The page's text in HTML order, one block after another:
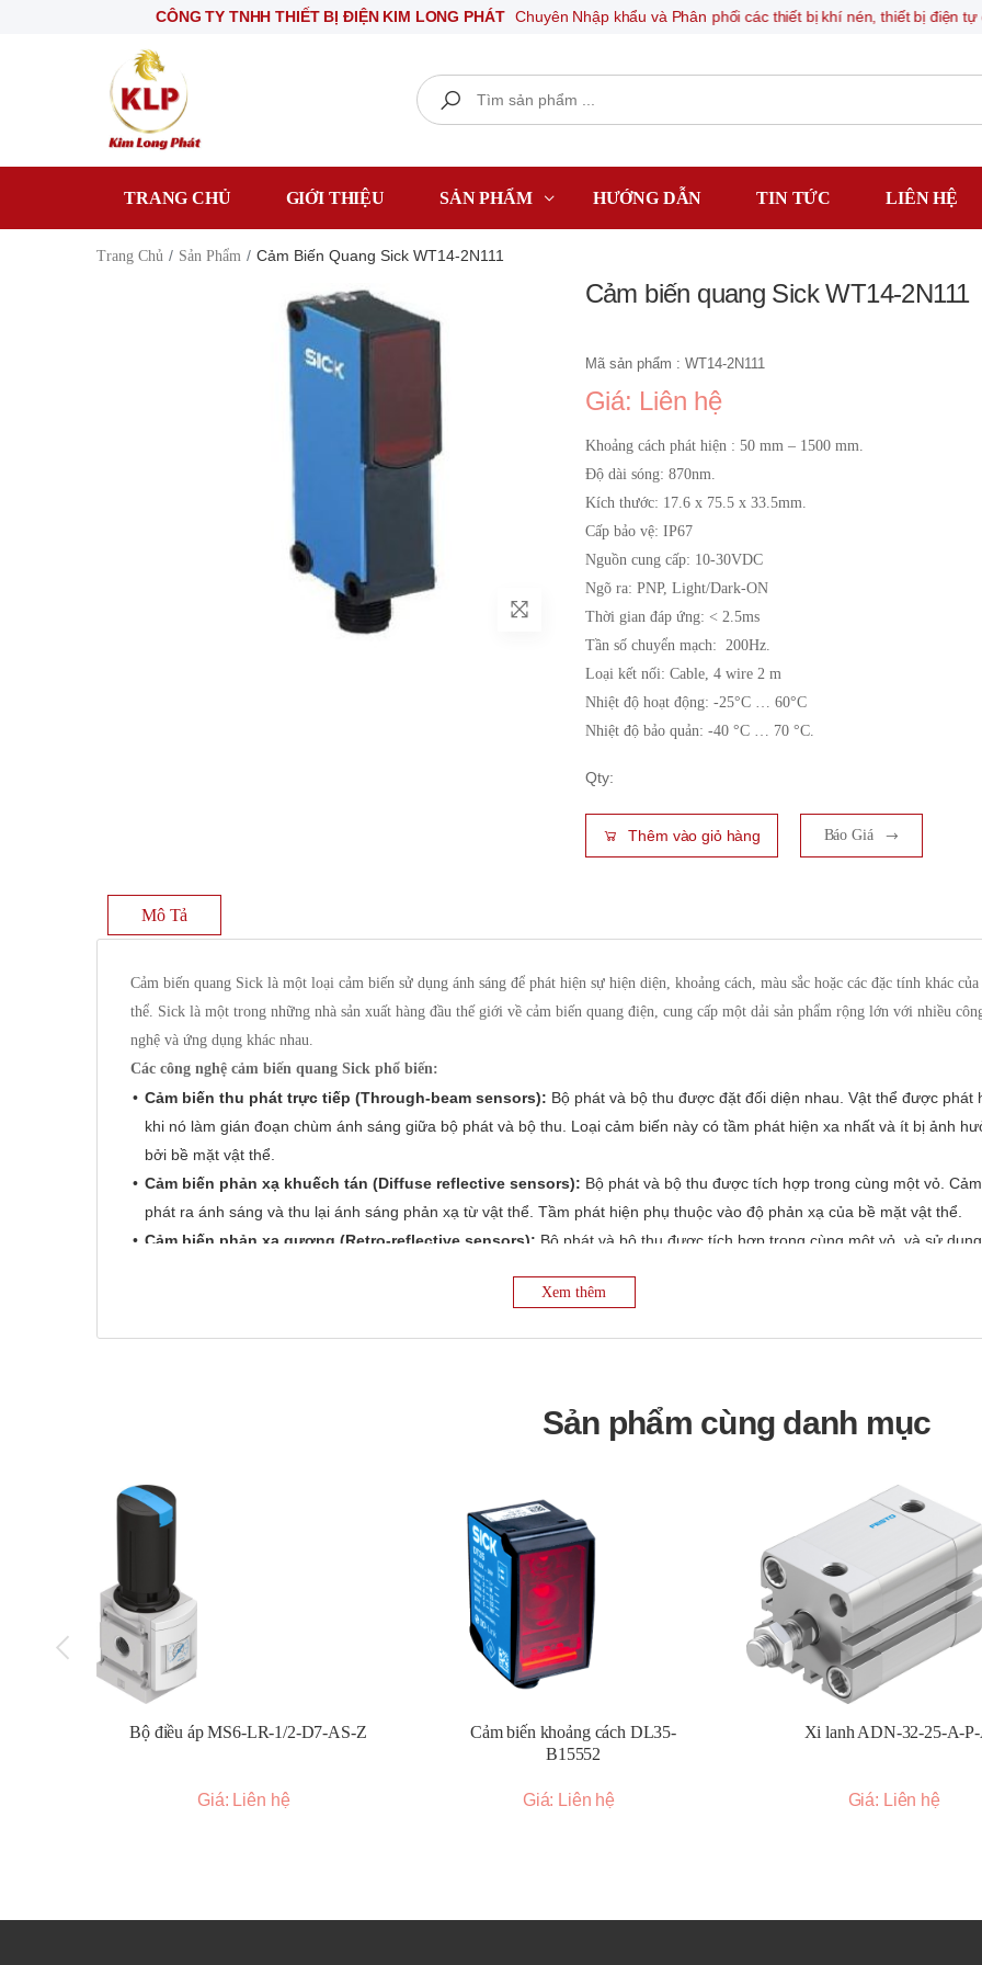
CÔNG TY TNHH THIẾT BỊ ĐIỆN KIM LONG PHÁT Chuyên Nhập khẩu và Phân phối các thiết bị khí nén, thiết bị điện tự động
Search
TRANG CHỦ GIỚI THIỆU SẢN PHẨM HƯỚNG DẪN TIN TỨC LIÊN HỆ
Trang Chủ Sản Phẩm Cảm Biến Quang Sick WT14-2N111
Cảm biến quang Sick WT14-2N111
Mã sản phẩm : WT14-2N111
Giá: Liên hệ
Khoảng cách phát hiện : 50 mm – 1500 mm.
Độ dài sóng: 870nm.
Kích thước: 17.6 x 75.5 x 33.5mm.
Cấp bảo vệ: IP67
Nguồn cung cấp: 10-30VDC
Ngõ ra: PNP, Light/Dark-ON
Thời gian đáp ứng: < 2.5ms
Tần số chuyển mạch: 200Hz.
Loại kết nối: Cable, 4 wire 2 m
Nhiệt độ hoạt động: -25°C … 60°C
Nhiệt độ bảo quản: -40 °C … 70 °C.
Qty:
Thêm vào giỏ hàng Báo Giá
Mô Tả
Cảm biến quang Sick là một loại cảm biến sử dụng ánh sáng để phát hiện sự hiện diện, khoảng cách, màu sắc hoặc các đặc tính khác
thể. Sick là một trong những nhà sản xuất hàng đầu thế giới về cảm biến quang điện, cung cấp một dải sản phẩm rộng lớn với nhiều
nghệ và ứng dụng khác nhau.
Các công nghệ cảm biến quang Sick phổ biến:
Cảm biến thu phát trực tiếp (Through-beam sensors): Bộ phát và bộ thu được đặt đối diện nhau. Vật thể được phát
khi nó làm gián đoạn chùm ánh sáng giữa bộ phát và bộ thu. Loại cảm biến này có tầm phát hiện xa nhất và ít bị ảnh
bởi bề mặt vật thể.
Cảm biến phản xạ khuếch tán (Diffuse reflective sensors): Bộ phát và bộ thu được tích hợp trong cùng một vỏ.
phát ra ánh sáng và thu lại ánh sáng phản xạ từ vật thể. Tầm phát hiện phụ thuộc vào độ phản xạ của bề mặt vật thể.
Cảm biến phản xạ gương (Retro-reflective sensors): Bộ phát và bộ thu được tích hợp trong cùng một vỏ, và sử
gương. Loại cảm biến này có tầm phát hiện xa hơn cảm biến phản xạ khuếch tán và ít bị ảnh hưởng bởi màu sắc của vật
Phát hiện sự khác biệt về độ sáng hoặc màu sắc giữa vật thể và nền.
Phát hiện ánh sáng huỳnh quang phát ra từ một số vật liệu khi được
Cảm biến sợi quang (Fiber optic sensors):
Sử dụng sợi quang để dẫn ánh sáng đến và đi từ khu vực cảm biến, phù
cho các không gian hẹp hoặc môi trường khắc nghiệt.
Cảm biến vùng (Light grids/Light curtains):Tạo ra một hàng rào ánh sáng để phát hiện vật thể khi chúng đi qua vùng
này, thường được sử dụng cho mục đích an toàn.
Các dòng sản phẩm cảm biến quang Sick phổ biến:
WLL Series (Cảm biến sợi quang):
Nhỏ gọn, linh hoạt, cho phép phát hiện trong không gian hẹp.
WL Series (Cảm biến quang thu nhỏ):
Kích thước nhỏ, hiệu suất cao, dễ dàng tích hợp.
WLR Series (Cảm biến quang tầm xa):
Tầm phát hiện lớn, phù hợp cho các ứng dụng cần khoảng cách xa.
OD Mini/OD Value/OD Precision (Cảm biến khoảng cách):Đo khoảng cách chính xác với nhiều tùy chọn giao tiếp.
Xem thêm
Sản phẩm cùng danh mục
Bộ điều áp MS6-LR-1/2-D7-AS-Z
Giá: Liên hệ
Cảm biến khoảng cách DL35-
B15552
Giá: Liên hệ
Xi lanh ADN-32-25-A-
Giá: Liên hệ